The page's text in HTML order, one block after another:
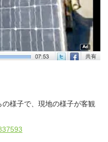
様子で、現地の様子が客観